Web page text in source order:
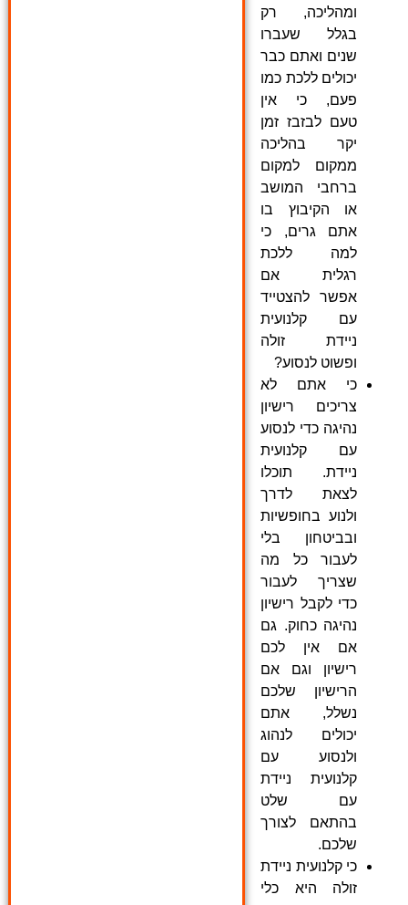
ומהליכה, רק
בגלל שעברו
שנים ואתם כבר
יכולים ללכת כמו
פעם, כי אין
טעם לבזבז זמן
יקר בהליכה
ממקום למקום
ברחבי המושב
או הקיבוץ בו
אתם גרים, כי
למה ללכת
רגלית אם
אפשר להצטייד
עם קלנועית
ניידת זולה
ופשוט לנסוע?
כי אתם לא
צריכים רישיון
נהיגה כדי לנסוע
עם קלנועית
ניידת. תוכלו
לצאת לדרך
ולנוע בחופשיות
ובביטחון בלי
לעבור כל מה
שצריך לעבור
כדי לקבל רישיון
נהיגה כחוק. גם
אם אין לכם
רישיון וגם אם
הרישיון שלכם
נשלל, אתם
יכולים לנהוג
ולנסוע עם
קלנועית ניידת
עם שלט
בהתאם לצורך
שלכם.
כי קלנועית ניידת
זולה היא כלי